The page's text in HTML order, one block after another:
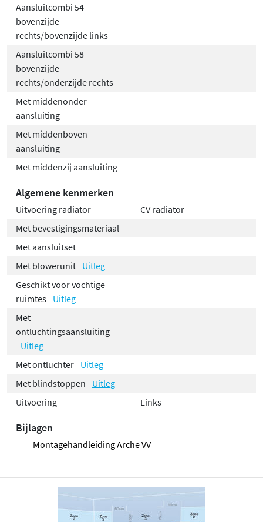
Aansluitcombi 54
bovenzijde
rechts/bovenzijde links
Aansluitcombi 58
bovenzijde
rechts/onderzijde rechts
Met middenonder
aansluiting
Met middenboven
aansluiting
Met middenzij aansluiting
Algemene kenmerken
Uitvoering radiator
CV radiator
Met bevestigingsmateriaal
Met aansluitset
Met blowerunit Uitleg
Geschikt voor vochtige
ruimtes Uitleg
Met
ontluchtingsaansluiting
Uitleg
Met ontluchter Uitleg
Met blindstoppen
Uitleg
Uitvoering
Links
Bijlagen
Montagehandleiding Arche VV